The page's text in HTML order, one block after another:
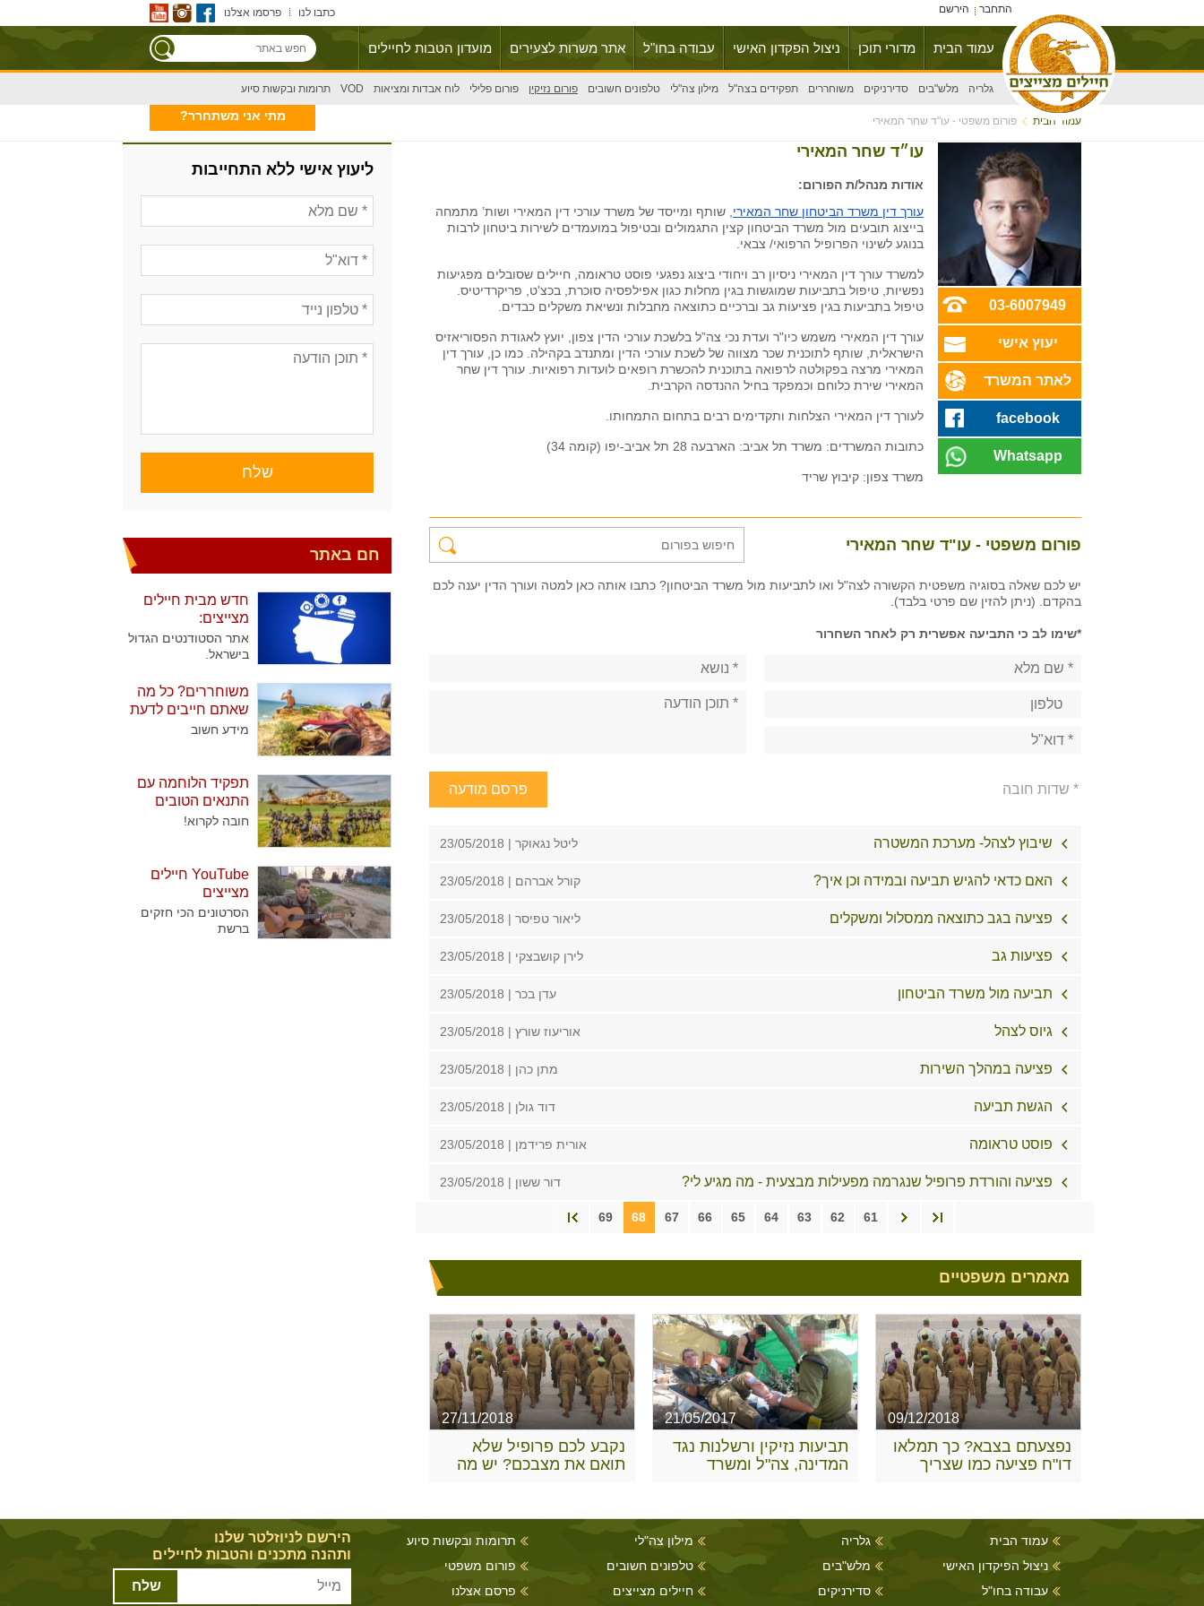
התחבר הירשם כתבו לנו פרסמו אצלנו
עמוד הבית מדורי תוכן ניצול הפקדון האישי עבודה בחו"ל אתר משרות לצעירים מועדון הטבות לחיילים
גלריה מלש"בים סדירניקים משוחררים תפקידים בצה"ל מילון צה"לי טלפונים חשובים פורום נזיקין פורום פלילי לוח אבדות ומציאות VOD תרומות ובקשות סיוע
מתי אני משתחרר? עמוד הבית פורום משפטי - עו"ד שחר המאירי
03-6007949
יעוץ אישי
לאתר המשרד
facebook
Whatsapp
עו״ד שחר המאירי
אודות מנהל/ת הפורום:
עורך דין משרד הביטחון שחר המאירי , שותף ומייסד של משרד עורכי דין המאירי ושות’ מתמחה
בייצוג תובעים מול משרד הביטחון קצין התגמולים ובטיפול במועמדים לשירות ביטחון לרבות
בנוגע לשינוי הפרופיל הרפואי/ צבאי.
למשרד עורך דין המאירי ניסיון רב ויחודי ביצוג נפגעי פוסט טראומה, חיילים שסובלים מפגיעות
נפשיות, טיפול בתביעות שמוגשות בגין מחלות כגון אפילפסיה סוכרת, בכצ'ט, פריקרדיטיס.
טיפול בתביעות בגין פציעות גב וברכיים כתוצאה מחבלות ונשיאת משקלים כבדים.
עורך דין המאירי משמש כיו"ר ועדת נכי צה”ל בלשכת עורכי הדין צפון, יועץ לאגודת הפסוריאזיס
הישראלית, שותף לתוכנית שכר מצווה של לשכת עורכי הדין ומתנדב בקהילה. כמו כן, עורך דין
המאירי מרצה בפקולטה לרפואה בתוכנית להכשרת רופאים לועדות רפואיות. עורך דין שחר
המאירי שירת כלוחם וכמפקד בחיל ההנדסה הקרבית.
לעורך דין המאירי הצלחות ותקדימים רבים בתחום התמחותו.
כתובות המשרדים: משרד תל אביב: הארבעה 28 תל אביב-יפו (קומה 34)
משרד צפון: קיבוץ שריד
פורום משפטי - עו"ד שחר המאירי
יש לכם שאלה בסוגיה משפטית הקשורה לצה"ל ואו לתביעות מול משרד הביטחון? כתבו אותה כאן למטה ועורך הדין יענה לכם
בהקדם. (ניתן להזין שם פרטי בלבד).
*שימו לב כי התביעה אפשרית רק לאחר השחרור
* שדות חובה פרסם מודעה
שיבוץ לצהל- מערכת המשטרה ליטל נגאוקר | 23/05/2018
האם כדאי להגיש תביעה ובמידה וכן איך? קורל אברהם | 23/05/2018
פציעה בגב כתוצאה ממסלול ומשקלים ליאור טפיסר | 23/05/2018
פציעות גב לירן קושבצקי | 23/05/2018
תביעה מול משרד הביטחון עדן בכר | 23/05/2018
גיוס לצהל אוריעוז שורץ | 23/05/2018
פציעה במהלך השירות מתן כהן | 23/05/2018
הגשת תביעה דוד גולן | 23/05/2018
פוסט טראומה אורית פרידמן | 23/05/2018
פציעה והורדת פרופיל שנגרמה מפעילות מבצעית - מה מגיע לי? דור ששון | 23/05/2018
61
62
63
64
65
66
67
68
69
מאמרים משפטיים
09/12/2018
נפצעתם בצבא? כך תמלאו
דו"ח פציעה כמו שצריך
21/05/2017
תביעות נזיקין ורשלנות נגד
המדינה, צה"ל ומשרד
27/11/2018
נקבע לכם פרופיל שלא
תואם את מצבכם? יש מה
ליעוץ אישי ללא התחייבות
שלח
חם באתר
חדש מבית חיילים
מצייצים:
אתר הסטודנטים הגדול
בישראל.
משוחררים? כל מה
שאתם חייבים לדעת
מידע חשוב
תפקיד הלוחמה עם
התנאים הטובים
ביותר
חובה לקרוא!
YouTube חיילים
מצייצים
הסרטונים הכי חזקים
ברשת
הירשם לניוזלטר שלנו
ותהנה מתכנים והטבות לחיילים
שלח
עמוד הבית
ניצול הפיקדון האישי
עבודה בחו"ל
גלריה
מלש"בים
סדירניקים
מילון צה"לי
טלפונים חשובים
חיילים מצייצים
תרומות ובקשות סיוע
פורום משפטי
פרסם אצלנו